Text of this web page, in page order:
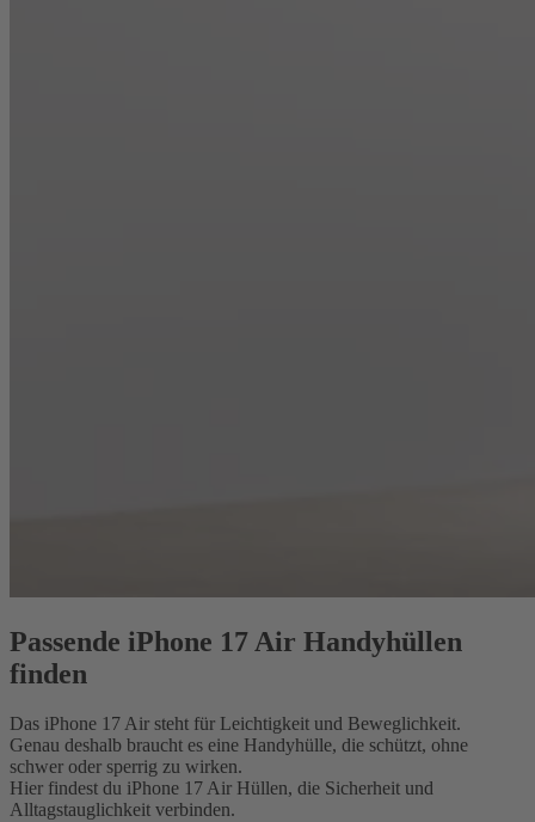
Passende iPhone 17 Air Handyhüllen
finden
Das iPhone 17 Air steht für Leichtigkeit und Beweglichkeit.
Genau deshalb braucht es eine Handyhülle, die schützt, ohne
schwer oder sperrig zu wirken.
Hier findest du iPhone 17 Air Hüllen, die Sicherheit und
Alltagstauglichkeit verbinden.